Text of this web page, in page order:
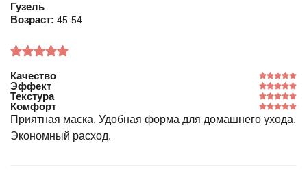
Гузель
Возраст: 45-54
Качество
Эффект
Текстура
Комфорт
Приятная маска. Удобная форма для домашнего ухода.
Экономный расход.